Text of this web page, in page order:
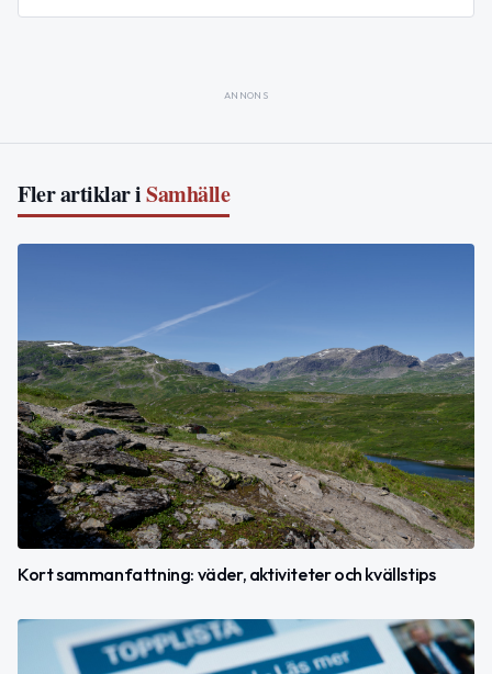
ANNONS
Fler artiklar iSamhälle
Kort sammanfattning: väder, aktiviteter och kvällstips